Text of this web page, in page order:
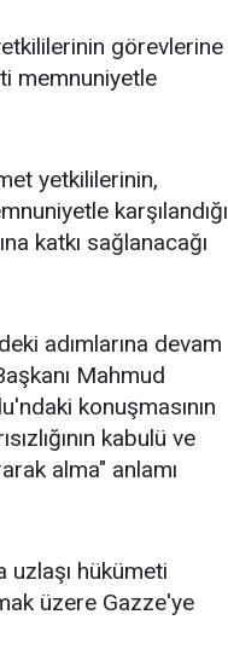
görevlerine
memnuniyetle
yetkililerinin,
karşılandığı
katkı sağlanacağı
adımlarına devam
Mahmud
konuşmasının
kabulü ve
alma" anlamı
uzlaşı hükümeti
üzere Gazze'ye